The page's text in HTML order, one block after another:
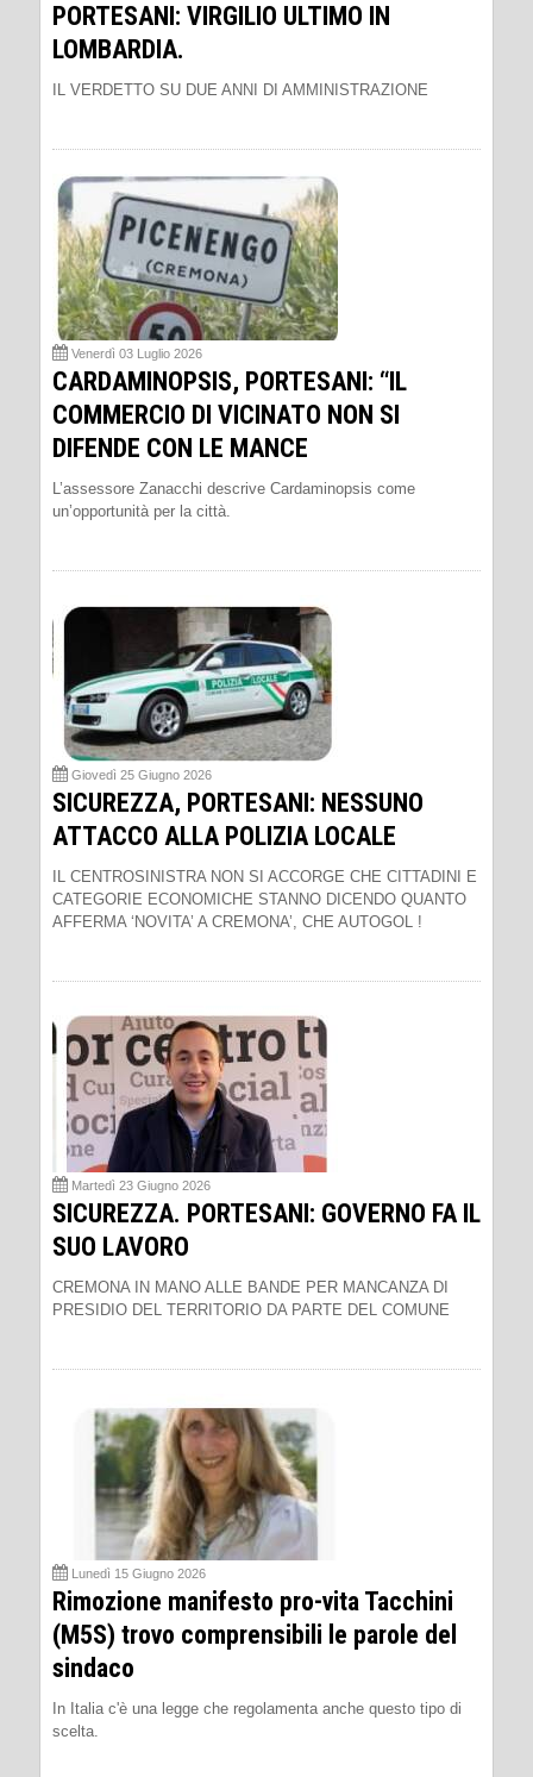
PORTESANI: VIRGILIO ULTIMO IN
LOMBARDIA.
IL VERDETTO SU DUE ANNI DI AMMINISTRAZIONE
Venerdì 03 Luglio 2026
CARDAMINOPSIS, PORTESANI: “IL
COMMERCIO DI VICINATO NON SI
DIFENDE CON LE MANCE
L’assessore Zanacchi descrive Cardaminopsis come
un’opportunità per la città.
Giovedì 25 Giugno 2026
SICUREZZA, PORTESANI: NESSUNO
ATTACCO ALLA POLIZIA LOCALE
IL CENTROSINISTRA NON SI ACCORGE CHE CITTADINI E
CATEGORIE ECONOMICHE STANNO DICENDO QUANTO
AFFERMA ‘NOVITA’ A CREMONA’, CHE AUTOGOL !
Martedì 23 Giugno 2026
SICUREZZA. PORTESANI: GOVERNO FA IL
SUO LAVORO
CREMONA IN MANO ALLE BANDE PER MANCANZA DI
PRESIDIO DEL TERRITORIO DA PARTE DEL COMUNE
Lunedì 15 Giugno 2026
Rimozione manifesto pro-vita Tacchini
(M5S) trovo comprensibili le parole del
sindaco
In Italia c'è una legge che regolamenta anche questo tipo di
scelta.